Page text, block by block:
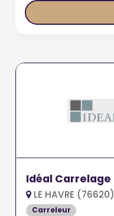
Idéal Carrelage
LE HAVRE (76620)
Carreleur